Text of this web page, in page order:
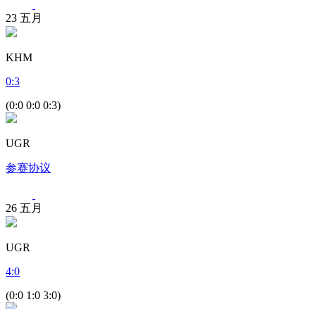
23 五月
KHM
0:3
(0:0 0:0 0:3)
UGR
参赛协议
26 五月
UGR
4:0
(0:0 1:0 3:0)